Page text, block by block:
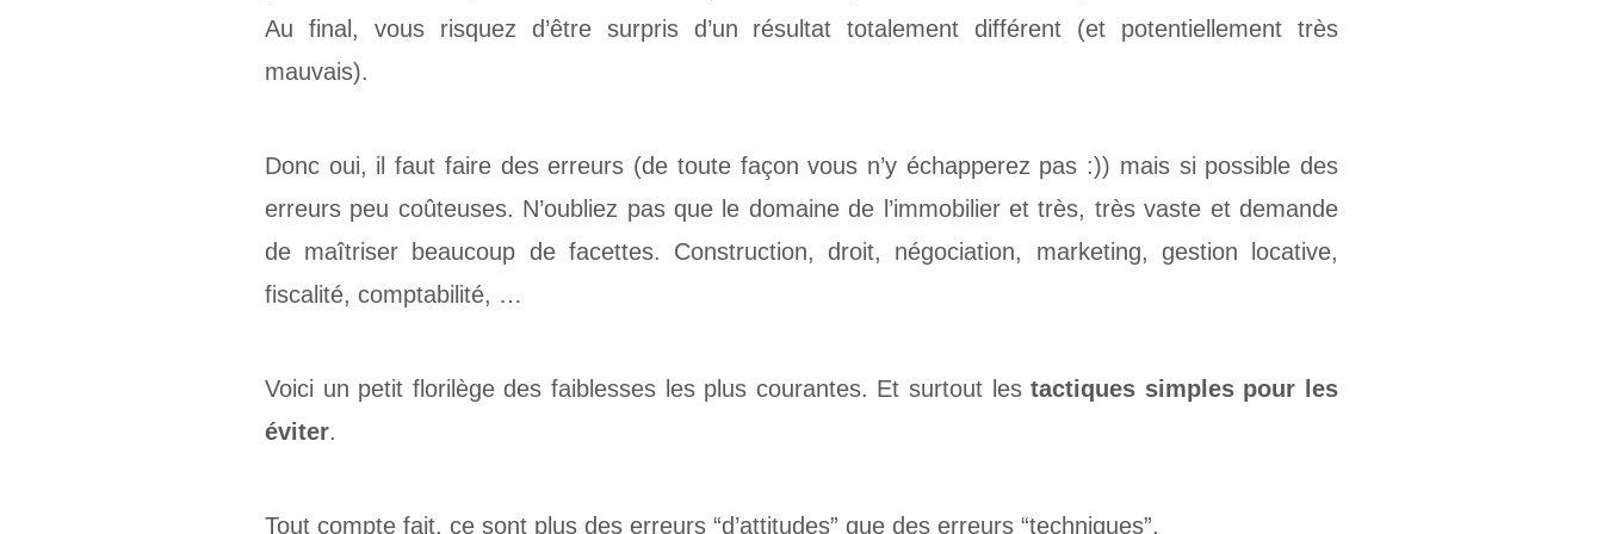
Au final, vous risquez d’être surpris d’un résultat totalement différent (et potentiellement très
mauvais).
Donc oui, il faut faire des erreurs (de toute façon vous n’y échapperez pas :)) mais si possible des
erreurs peu coûteuses. N’oubliez pas que le domaine de l’immobilier et très, très vaste et demande
de maîtriser beaucoup de facettes. Construction, droit, négociation, marketing, gestion locative,
fiscalité, comptabilité, …
Voici un petit florilège des faiblesses les plus courantes. Et surtout lestactiques simples pour les
éviter.
Tout compte fait, ce sont plus des erreurs “d’attitudes” que des erreurs “techniques”.